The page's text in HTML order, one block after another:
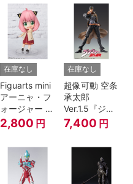
在庫なし
Figuarts mini
アーニャ・フ
ォージャー -
おでけけこー
で-
2,800 円
在庫なし
超像可動 空条
承太郎
Ver.1.5『ジョ
ジョの奇妙な
冒険 第3部』
7,400 円